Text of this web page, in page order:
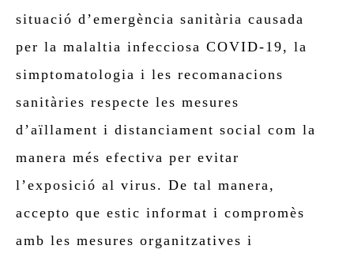
situació d’emergència sanitària causada
per la malaltia infecciosa COVID-19, la
simptomatologia i les recomanacions
sanitàries respecte les mesures
d’aïllament i distanciament social com la
manera més efectiva per evitar
l’exposició al virus. De tal manera,
accepto que estic informat i compromès
amb les mesures organitzatives i